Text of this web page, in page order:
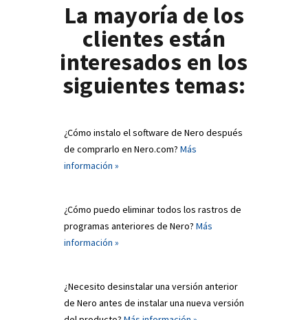
La mayoría de los
clientes están
interesados en los
siguientes temas:
¿Cómo instalo el software de Nero después
de comprarlo en Nero.com? Más
información »
¿Cómo puedo eliminar todos los rastros de
programas anteriores de Nero? Más
información »
¿Necesito desinstalar una versión anterior
de Nero antes de instalar una nueva versión